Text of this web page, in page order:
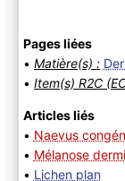
Pages liées
• Matière(s) :
• Item(s) R2C
Articles liés
• Naevus
• Mélanose
• Lichen plan